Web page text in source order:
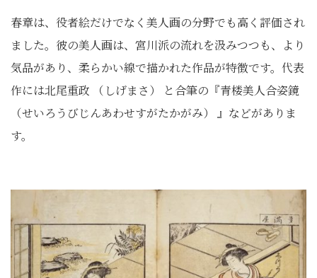
春章は、役者絵だけでなく美人画の分野でも高く評価され
ました。彼の美人画は、宮川派の流れを汲みつつも、より
気品があり、柔らかい線で描かれた作品が特徴です。代表
作には北尾重政 （しげまさ） と合筆の『青楼美人合姿鏡
（せいろうびじんあわせすがたかがみ） 』などがありま
す。